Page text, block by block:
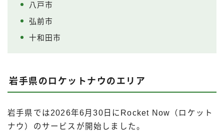
八戸市
弘前市
十和田市
岩手県のロケットナウのエリア
岩手県では2026年6月30日にRocket Now（ロケット
ナウ）のサービスが開始しました。